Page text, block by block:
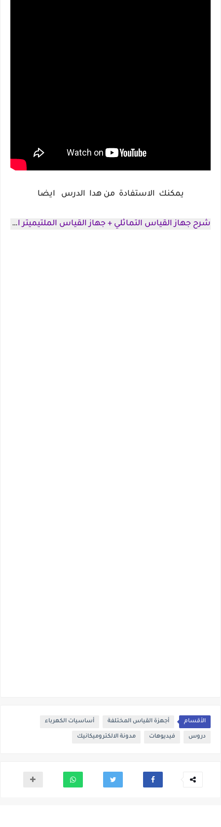
يمكنك الاستفادة من هدا الدرس ايضا
شرح جهاز القياس التماثلي + جهاز القياس الملتيميتر الرقمي ...
الأقسام أجهزة القياس المختلفة أساسيات الكهرباء
دروس فيديوهات مدونة الالكتروميكانيك